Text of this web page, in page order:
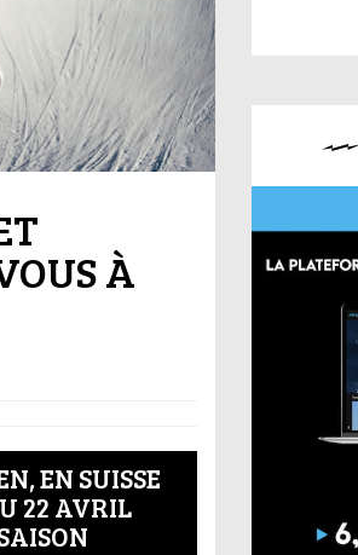
À
EN SUISSE
22 AVRIL